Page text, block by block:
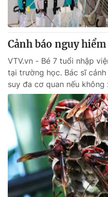
Cảnh báo nguy
VTV.vn - Bé 7 tuổi nhập
tại trường học. Bác sĩ
suy đa cơ quan nếu